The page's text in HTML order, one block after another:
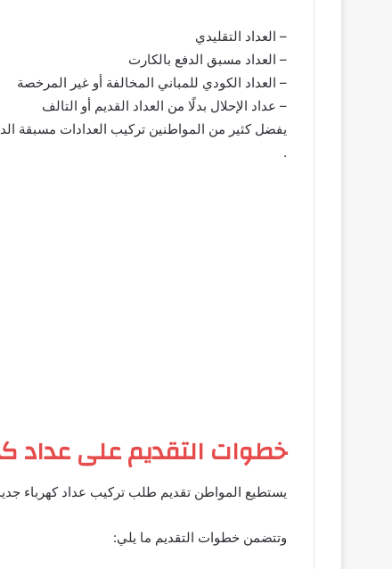
– العداد التقليدي
– العداد مسبق الدفع بالكارت
– العداد الكودي للمباني المخالفة أو غير المرخصة
– عداد الإحلال بدلًا من العداد القديم أو التالف
يفضل كثير من المواطنين تركيب العدادات مسبقة
.
خطوات التقديم على عداد
يستطيع المواطن تقديم طلب تركيب عداد كهرباء
وتتضمن خطوات التقديم ما يلي: